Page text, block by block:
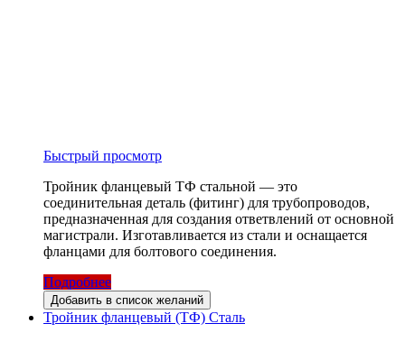
Быстрый просмотр
Тройник фланцевый ТФ стальной — это
соединительная деталь (фитинг) для трубопроводов,
предназначенная для создания ответвлений от основной
магистрали. Изготавливается из стали и оснащается
фланцами для болтового соединения.
Подробнее
Добавить в список желаний
Тройник фланцевый (ТФ) Сталь